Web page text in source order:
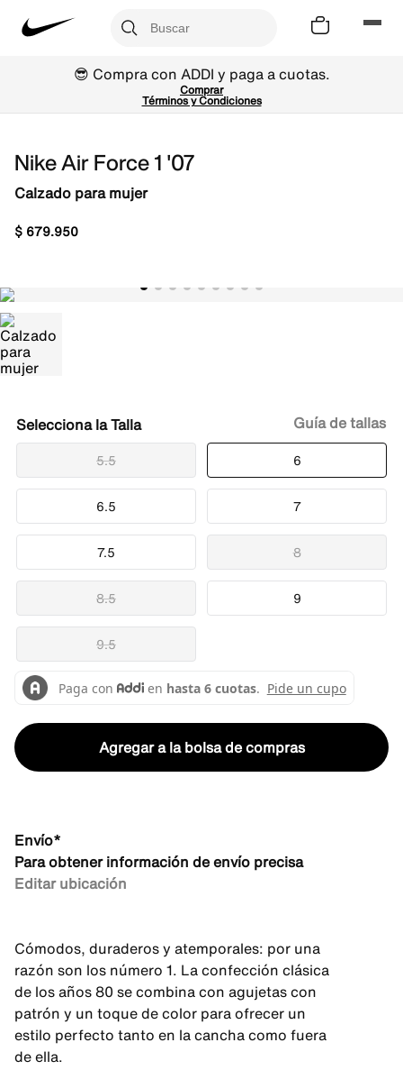
😎 Compra con ADDI y paga a cuotas.
Comprar
Términos y Condiciones
Nike Air Force 1 '07
Calzado para mujer
$ 679.950
Talla
5.5 6
6.5 7
7.5 8
8.5 9
9.5
Guía de tallas
Agregar a la bolsa de compras
Envío*
Para obtener información de envío precisa
Editar ubicación
Cómodos, duraderos y atemporales: por una
razón son los número 1. La confección clásica
de los años 80 se combina con agujetas con
patrón y un toque de color para ofrecer un
estilo perfecto tanto en la cancha como fuera
de ella.